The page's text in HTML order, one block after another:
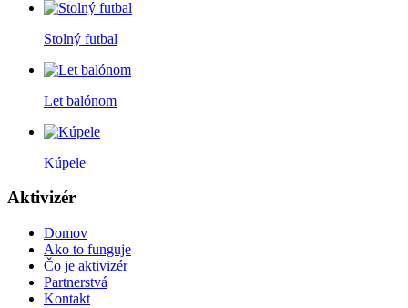
Stolný futbal
Let balónom
Kúpele
Aktivizér
Domov
Ako to funguje
Čo je aktivizér
Partnerstvá
Kontakt